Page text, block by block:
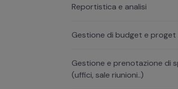
Reportistica e analisi
Gestione di budget e proget
Gestione e prenotazione di
(uffici, sale riunioni..)